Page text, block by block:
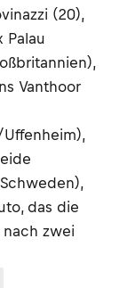
(20),
Palau
Vanthoor
das die
zwei